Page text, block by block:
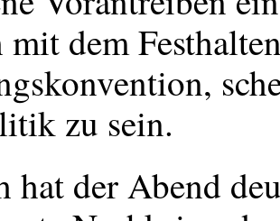
dem
zu sein.
hat der Abend